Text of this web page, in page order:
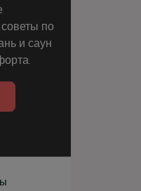
по
и саун